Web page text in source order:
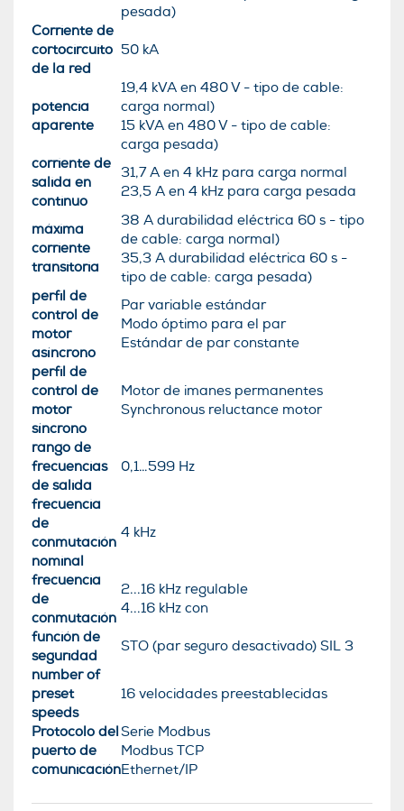
pesada)
Corriente de
cortocircuito
de la red
50 kA
potencia
aparente
19,4 kVA en 480 V - tipo de cable:
carga normal)
15 kVA en 480 V - tipo de cable:
carga pesada)
corriente de
salida en
continuo
31,7 A en 4 kHz para carga normal
23,5 A en 4 kHz para carga pesada
máxima
corriente
transitoria
38 A durabilidad eléctrica 60 s - tipo
de cable: carga normal)
35,3 A durabilidad eléctrica 60 s -
tipo de cable: carga pesada)
perfil de
control de
motor
asíncrono
Par variable estándar
Modo óptimo para el par
Estándar de par constante
perfil de
control de
motor
síncrono
Motor de imanes permanentes
Synchronous reluctance motor
rango de
frecuencias
de salida
0,1…599 Hz
frecuencia
de
conmutación
nominal
4 kHz
frecuencia
de
conmutación
2...16 kHz regulable
4...16 kHz con
función de
seguridad
STO (par seguro desactivado) SIL 3
number of
preset
speeds
16 velocidades preestablecidas
Protocolo del
puerto de
comunicación
Serie Modbus
Modbus TCP
Ethernet/IP